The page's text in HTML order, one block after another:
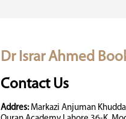
Dr Israr Ahmed
Contact Us
Addres:Markazi Anjuman